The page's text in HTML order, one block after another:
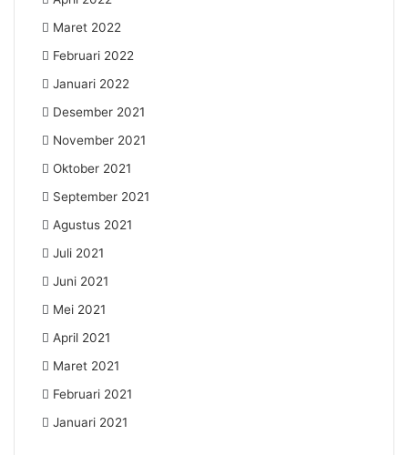
Maret 2022
Februari 2022
Januari 2022
Desember 2021
November 2021
Oktober 2021
September 2021
Agustus 2021
Juli 2021
Juni 2021
Mei 2021
April 2021
Maret 2021
Februari 2021
Januari 2021